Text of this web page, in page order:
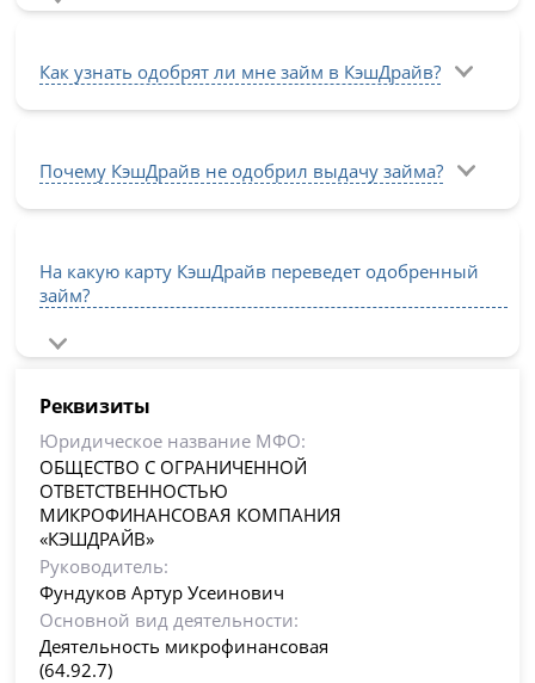
Как узнать одобрят ли мне займ в КэшДрайв?
Почему КэшДрайв не одобрил выдачу займа?
На какую карту КэшДрайв переведет одобренный
займ?
Реквизиты
Юридическое название МФО:
ОБЩЕСТВО С ОГРАНИЧЕННОЙ
ОТВЕТСТВЕННОСТЬЮ
МИКРОФИНАНСОВАЯ КОМПАНИЯ
«КЭШДРАЙВ»
Руководитель:
Фундуков Артур Усеинович
Основной вид деятельности:
Деятельность микрофинансовая
(64.92.7)